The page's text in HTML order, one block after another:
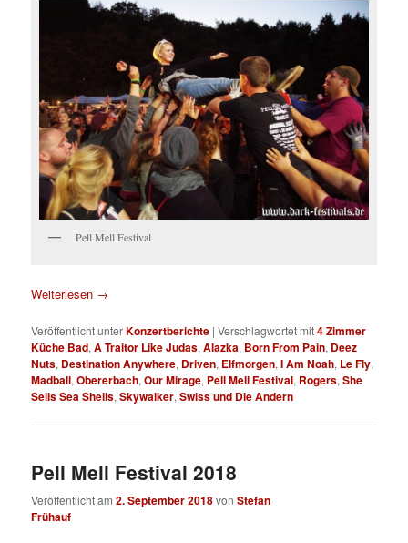
Pell Mell Festival
Weiterlesen →
Veröffentlicht unterKonzertberichte |Verschlagwortet mit4 Zimmer
Küche Bad,A Traitor Like Judas,Alazka, Born From Pain, Deez
Nuts, Destination Anywhere, Driven, Elfmorgen,I Am Noah, Le Fly,
Madball,Obererbach,Our Mirage, Pell Mell Festival, Rogers,She
Sells Sea Shells,Skywalker,Swiss und Die Andern
Pell Mell Festival 2018
Veröffentlicht am2. September 2018vonStefan
Frühauf